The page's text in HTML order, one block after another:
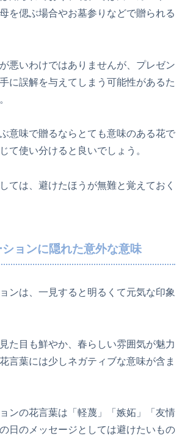
を偲ぶ場合やお墓参りなどで贈られる
悪いわけではありませんが、プレゼン
に誤解を与えてしまう可能性があるた
意味で贈るならとても意味のある花で
て使い分けると良いでしょう。
ては、避けたほうが無難と覚えておく
ョンに隠れた意外な意味
ンは、一見すると明るくて元気な印象
た目も鮮やか、春らしい雰囲気が魅力
言葉には少しネガティブな意味が含ま
ンの花言葉は「軽蔑」「嫉妬」「友情
日のメッセージとしては避けたいもの